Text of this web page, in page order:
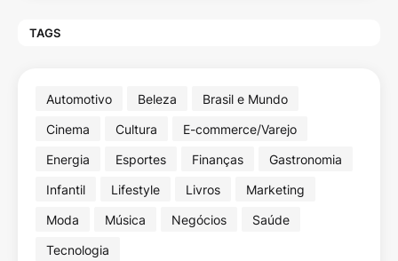
TAGS
Automotivo Beleza
Brasil e Mundo
Cinema
Cultura
E-commerce/Varejo
Energia
Esportes Finanças
Gastronomia
Infantil
Lifestyle Livros
Marketing
Moda
Música Negócios
Saúde
Tecnologia